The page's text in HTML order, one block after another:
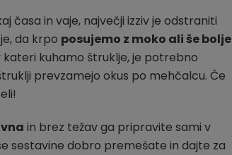
časa in vaje, največji izziv je odstraniti
da krpo posujemo z moko ali še bolje
kateri kuhamo štruklje, je potrebno
prevzamejo okus po mehčalcu. Če
in brez težav ga pripravite sami v
sestavine dobro premešate in dajte za